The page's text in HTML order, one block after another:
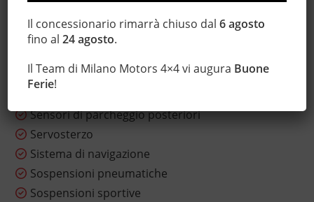
Riscaldamento ausiliario
Sedile posteriore sdoppiato
Sensore di pioggia
Sensori di parcheggio posteriori
Servosterzo
Sistema di navigazione
Sospensioni pneumatiche
Sospensioni sportive
Il concessionario rimarrà chiuso dal6 agosto
fino al24 agosto.
Il Team di Milano Motors 4×4 vi augura Buone
Ferie!